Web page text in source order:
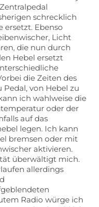
schrecklich
ersetzt. Ebenso
Licht
die nun durch
Hebel ersetzt
die Zeiten des
Pedal, von Hebel zu
ich wahlweise die
oder der
auf das
legen. Ich kann
bremsen oder mit
aktivieren.
überwältigt mich.
allerdings
Radio würge ich